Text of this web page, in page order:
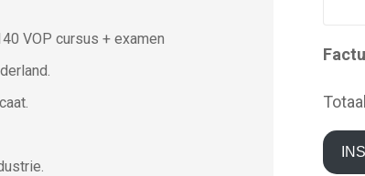
VOP cursus + examen